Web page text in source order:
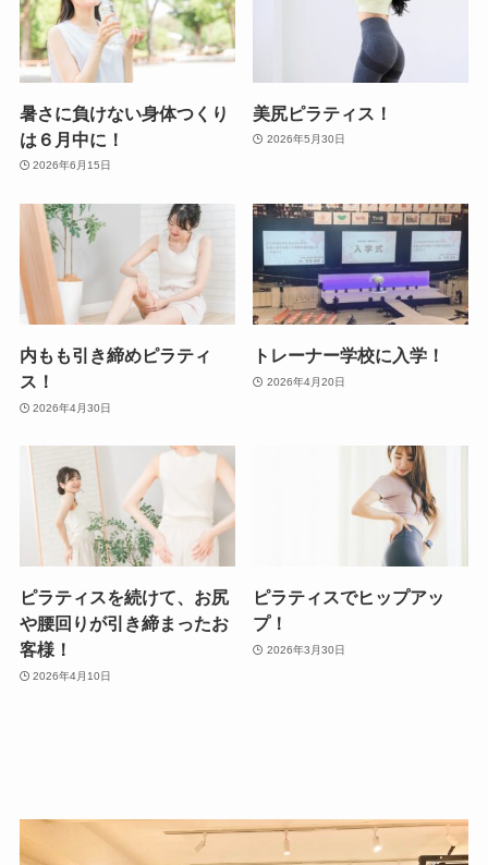
暑さに負けない身体つくり
は６月中に！
2026年6月15日
美尻ピラティス！
2026年5月30日
内もも引き締めピラティ
ス！
2026年4月30日
トレーナー学校に入学！
2026年4月20日
ピラティスを続けて、お尻
や腰回りが引き締まったお
客様！
2026年4月10日
ピラティスでヒップアッ
プ！
2026年3月30日